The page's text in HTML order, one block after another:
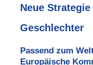
Neue
Geschlechter
Passend zum
Europäische